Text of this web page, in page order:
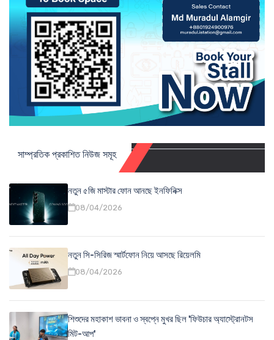
সাম্প্রতিক প্রকাশিত নিউজ সমূহ
নতুন ৫জি মাস্টার ফোন আনছে ইনফিনিক্স
08/04/2026
নতুন সি-সিরিজ স্মার্টফোন নিয়ে আসছে রিয়েলমি
08/04/2026
শিশুদের মহাকাশ ভাবনা ও স্বপ্নে মুখর ছিল 'ফিউচার অ্যাস্ট্রোনটস
মিট-আপ'